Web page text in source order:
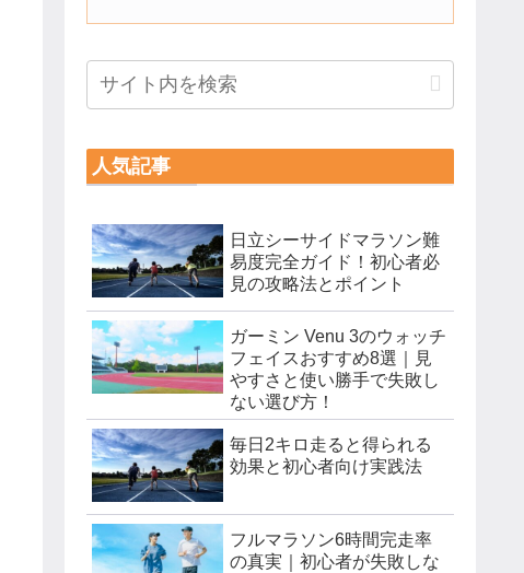
人気記事
日立シーサイドマラソン難
易度完全ガイド！初心者必
見の攻略法とポイント
ガーミン Venu 3のウォッチ
フェイスおすすめ8選｜見
やすさと使い勝手で失敗し
ない選び方！
毎日2キロ走ると得られる
効果と初心者向け実践法
フルマラソン6時間完走率
の真実｜初心者が失敗しな